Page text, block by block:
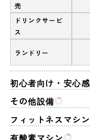
売
ドリンクサービ
ス
ランドリー
初心者向け・安心感
その他設備
フィットネスマシン
有酸素マシン